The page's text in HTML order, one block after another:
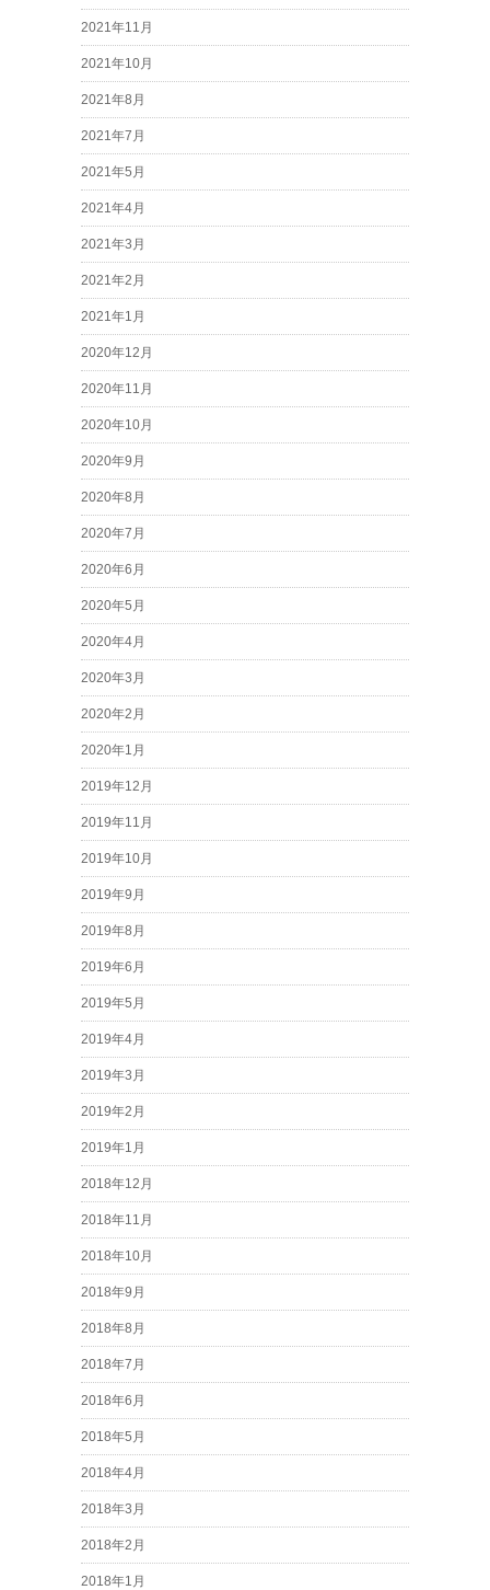
2021年11月
2021年10月
2021年8月
2021年7月
2021年5月
2021年4月
2021年3月
2021年2月
2021年1月
2020年12月
2020年11月
2020年10月
2020年9月
2020年8月
2020年7月
2020年6月
2020年5月
2020年4月
2020年3月
2020年2月
2020年1月
2019年12月
2019年11月
2019年10月
2019年9月
2019年8月
2019年6月
2019年5月
2019年4月
2019年3月
2019年2月
2019年1月
2018年12月
2018年11月
2018年10月
2018年9月
2018年8月
2018年7月
2018年6月
2018年5月
2018年4月
2018年3月
2018年2月
2018年1月